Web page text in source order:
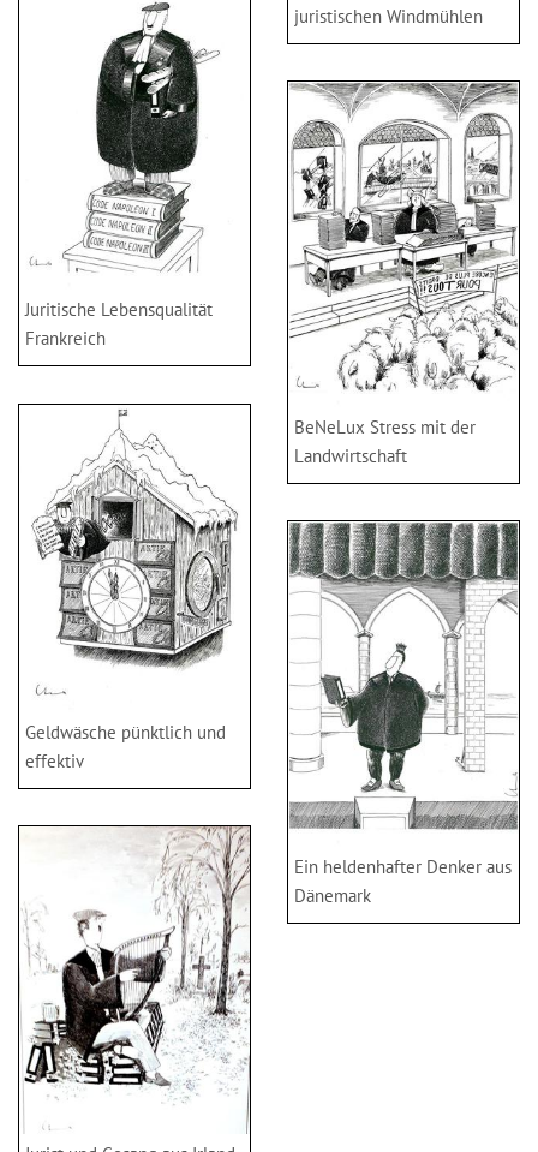
juristischen Windmühlen
Juritische Lebensqualität
Frankreich
BeNeLux Stress mit der
Landwirtschaft
Geldwäsche pünktlich und
effektiv
Ein heldenhafter Denker aus
Dänemark